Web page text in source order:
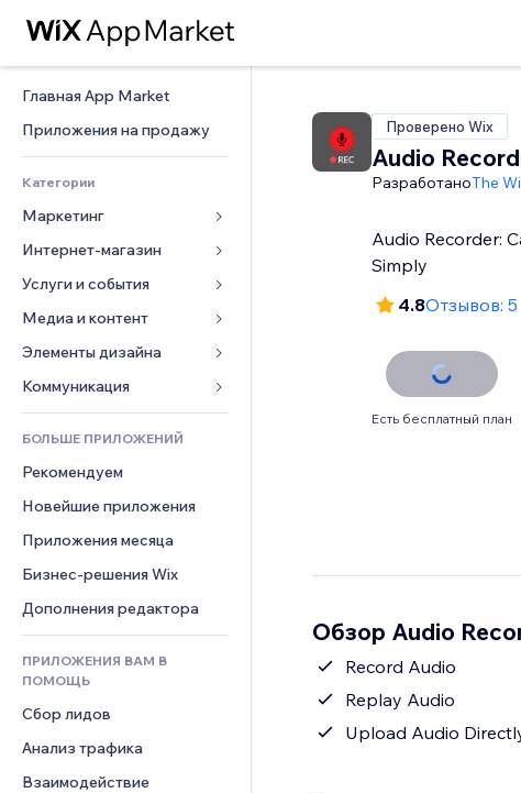
Главная App Market
Приложения на продажу
Категории
Маркетинг
Реклама
Моб. версия
Веб-аналитика
Списки сайтов
Эл. почта
Интернет-магазин
Приложения для магазинов
Доставка
Кнопки продаж
Бухгалтерский учет
Купоны и лояльность
Складские услуги
Еда и напитки
Услуги и события
Отели
События
Рестораны
Недвижимость
Онлайн-запись
Медиа и контент
Галерея
Музыка
Подкасты
Фотография
Видео
PDF
Обмен файлами
Новости
Элементы дизайна
Карты и навигация
Конфиденциальность и
безопасность
Часы
Баннеры и значки
Калькуляторы
Погода
Графики и таблицы
Формы
Опросы
Чат
Комментарии
Телефон
Сообщество
Отзывы и комментарии
Управление отношениями с
клиентом (CRM)
БОЛЬШЕ ПРИЛОЖЕНИЙ
Рекомендуем
Новейшие приложения
Приложения месяца
Бизнес-решения Wix
Дополнения редактора
ПРИЛОЖЕНИЯ ВАМ В
ПОМОЩЬ
Сбор лидов
Анализ трафика
Взаимодействие
Проверено Wix
Audio
РазработаноThe
Audio Recorder:
Simply
4.8Отзывов: 5
Есть бесплатный план
Обзор Audio
Record Audio
Replay Audio
Upload Audio